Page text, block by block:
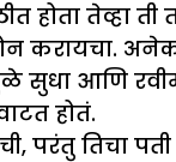
होता तेव्हा
करायचा.
सुधा आणि
होतं.
परंतु तिचा